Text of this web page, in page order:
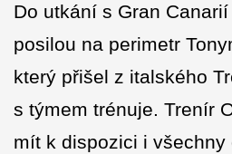
Do utkání s Gran
posilou na perimetr
který přišel z italského
s týmem trénuje. Trenír
mít k dispozici i všechny